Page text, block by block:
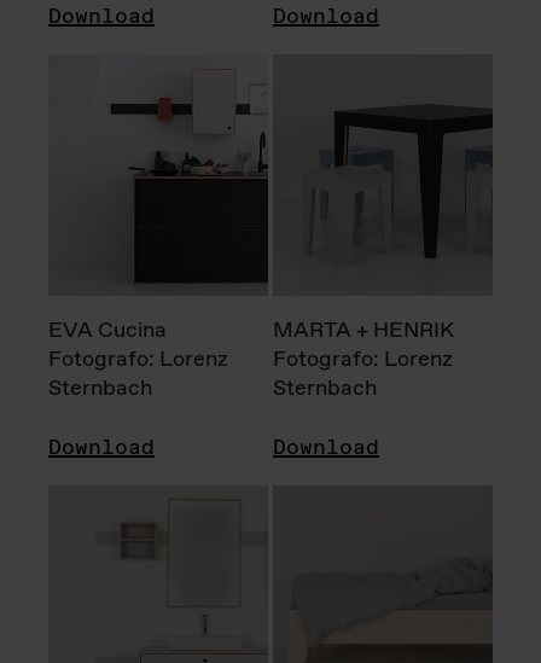
Download Download
EVA Cucina
Fotografo: Lorenz
Sternbach
Download
MARTA + HENRIK
Fotografo: Lorenz
Sternbach
Download